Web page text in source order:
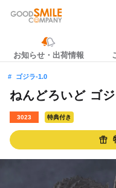
お知らせ・出荷情報
ゴジラ-1.0
ねんどろいど ゴジ
3023 特典付き